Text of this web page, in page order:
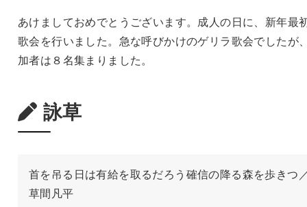
あけましておめでとうございます。成人の日に、新年最
歌会を行いました。急な呼びかけのゲリラ歌会でしたが
加者は８名集まりました。
詠草
首を吊る日は有給を取るだろう確信の降る森を歩きつ
草間凡平